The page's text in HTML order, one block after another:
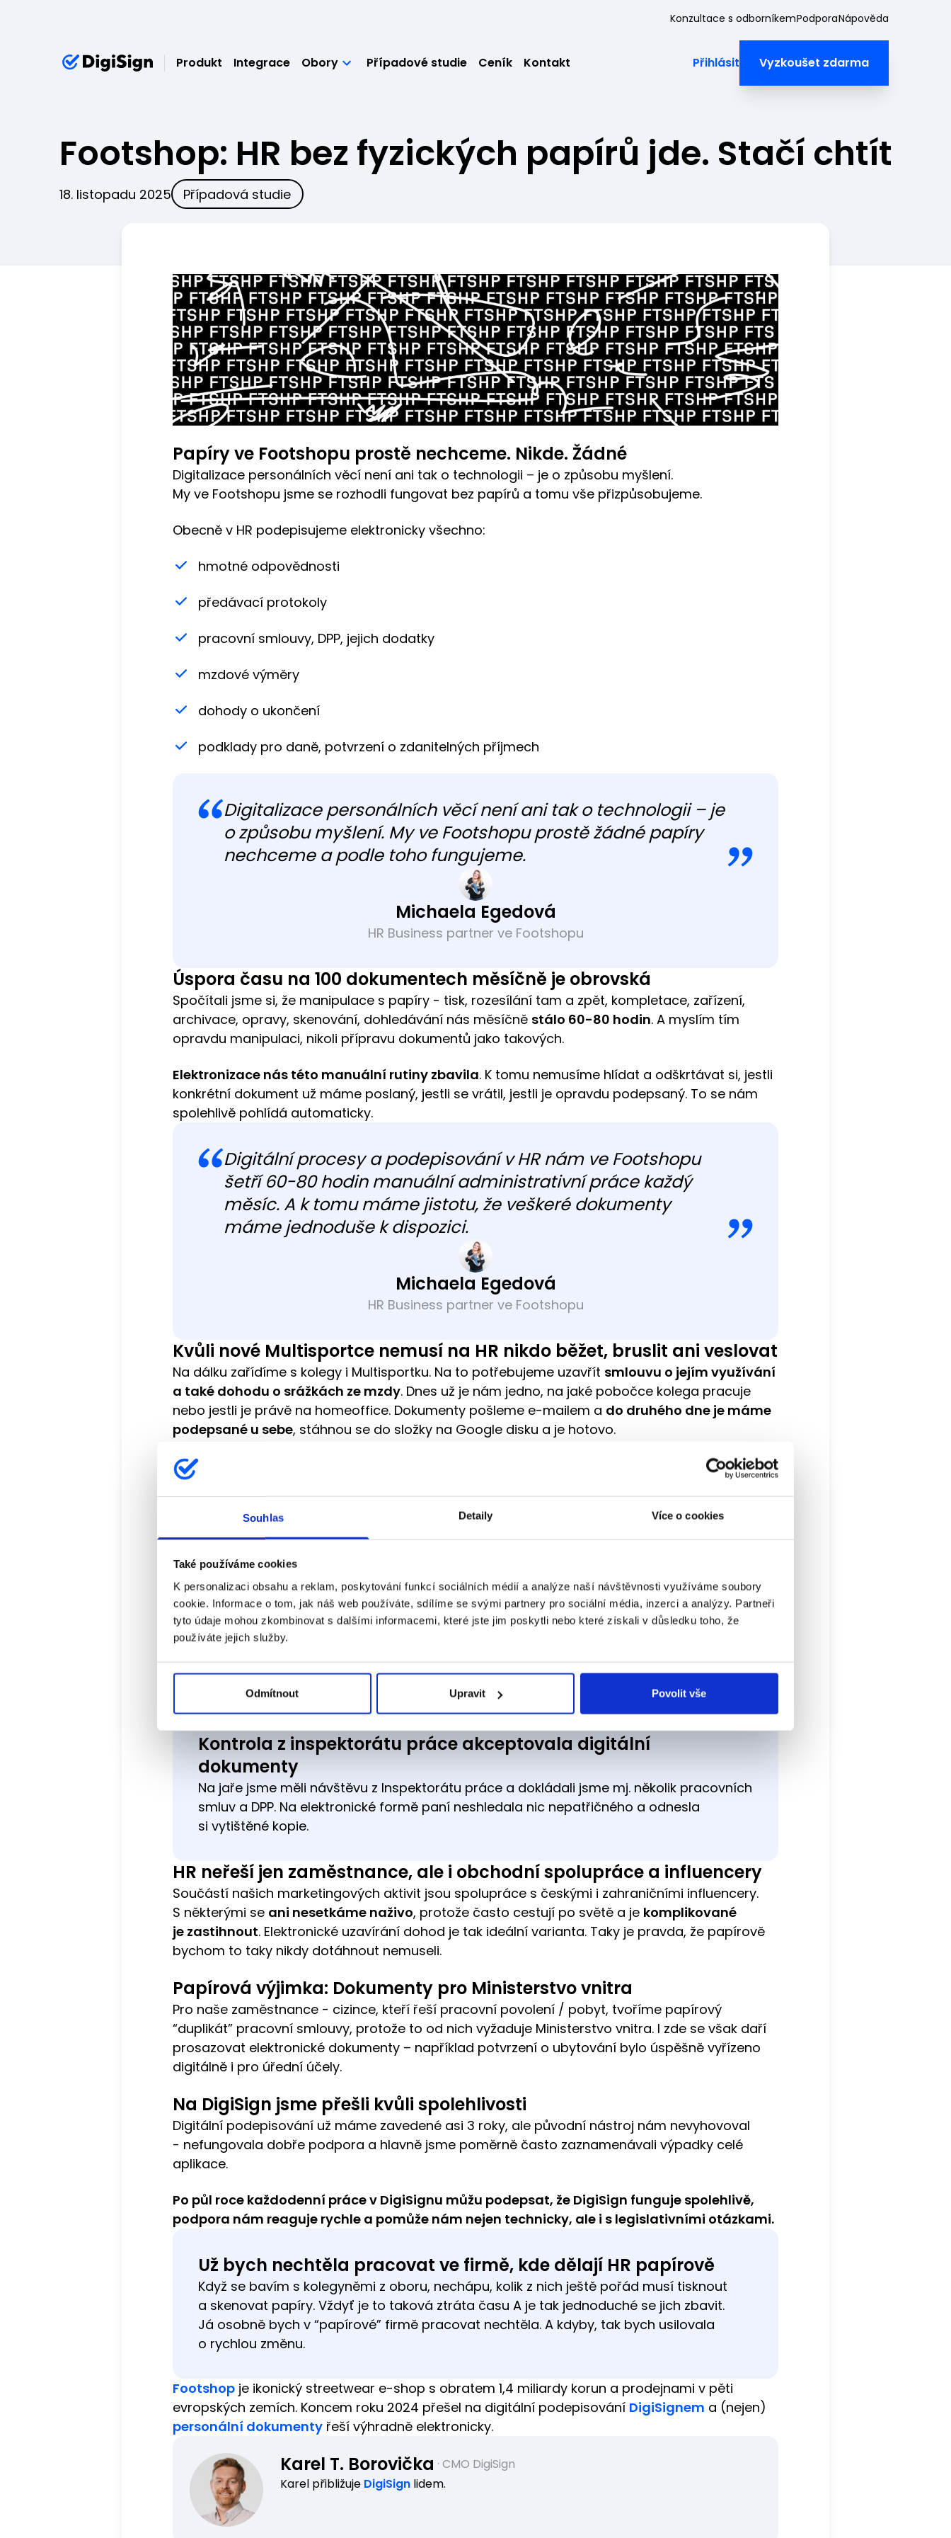
Souhlas Detaily Více o cookies
Také používáme cookies
K personalizaci obsahu a reklam, poskytování funkcí sociálních médií a analýze naší návštěvnosti využíváme soubory
cookie. Informace o tom, jak náš web používáte, sdílíme se svými partnery pro sociální média, inzerci a analýzy. Partneři
tyto údaje mohou zkombinovat s dalšími informacemi, které jste jim poskytli nebo které získali v důsledku toho, že
používáte jejich služby.
Odmítnout Upravit Povolit vše
Konzultace s odborníkemPodporaNápověda
Produkt Integrace Obory Případové studie Ceník Kontakt Přihlásit Vyzkoušet zdarma
Footshop: HR bez fyzických papírů jde. Stačí chtít
18. listopadu 2025 Případová studie
Papíry ve Footshopu prostě nechceme. Nikde. Žádné
Digitalizace personálních věcí není ani tak o technologii – je o způsobu myšlení.
My ve Footshopu jsme se rozhodli fungovat bez papírů a tomu vše přizpůsobujeme.
Obecně v HR podepisujeme elektronicky všechno:
hmotné odpovědnosti
předávací protokoly
pracovní smlouvy, DPP, jejich dodatky
mzdové výměry
dohody o ukončení
podklady pro daně, potvrzení o zdanitelných příjmech
Digitalizace personálních věcí není ani tak o technologii – je
o způsobu myšlení. My ve Footshopu prostě žádné papíry
nechceme a podle toho fungujeme.
Michaela Egedová
HR Business partner ve Footshopu
Úspora času na 100 dokumentech měsíčně je obrovská
Spočítali jsme si, že manipulace s papíry - tisk, rozesílání tam a zpět, kompletace, zařízení,
archivace, opravy, skenování, dohledávání nás měsíčně stálo 60-80 hodin. A myslím tím
opravdu manipulaci, nikoli přípravu dokumentů jako takových.
Elektronizace nás této manuální rutiny zbavila. K tomu nemusíme hlídat a odškrtávat si, jestli
konkrétní dokument už máme poslaný, jestli se vrátil, jestli je opravdu podepsaný. To se nám
spolehlivě pohlídá automaticky.
Digitální procesy a podepisování v HR nám ve Footshopu
šetří 60-80 hodin manuální administrativní práce každý
měsíc. A k tomu máme jistotu, že veškeré dokumenty
máme jednoduše k dispozici.
Michaela Egedová
HR Business partner ve Footshopu
Kvůli nové Multisportce nemusí na HR nikdo běžet, bruslit ani veslovat
Na dálku zařídíme s kolegy i Multisportku. Na to potřebujeme uzavřít smlouvu o jejím využívání
a také dohodu o srážkách ze mzdy. Dnes už je nám jedno, na jaké pobočce kolega pracuje
nebo jestli je právě na homeoffice. Dokumenty pošleme e-mailem a do druhého dne je máme
podepsané u sebe, stáhnou se do složky na Google disku a je hotovo.
Schvalovací procesy jsme si zjednodušili a zefektivnili
domlouvání podmínek spolupráce na naši HR manažerku. Ta za nás podepisuje naprostou
většinu smluv se zaměstnanci, kontraktory nebo třeba influencery.
Všechno díky tomu
obchodních spoluprací. A když nastane speciální případ, CEO podepíše dokumenty někde
na cestách.
Zapojuje se i naše účetní
Někdy je toho prostě moc. Sezóna brigádníků, každoroční dodatky ke smlouvám, navyšování
mezd. K tomu různá potvrzení o zaměstnání, daňová přiznání a podklady pro ně. S tím vším
včetně elektronické rozesílky a podepisování nám pomáhá naše úžasná účetní.
Kontrola z inspektorátu práce akceptovala digitální
dokumenty
Na jaře jsme měli návštěvu z Inspektorátu práce a dokládali jsme mj. několik pracovních
smluv a DPP. Na elektronické formě paní neshledala nic nepatřičného a odnesla
si vytištěné kopie.
HR neřeší jen zaměstnance, ale i obchodní spolupráce a influencery
Součástí našich marketingových aktivit jsou spolupráce s českými i zahraničními influencery.
S některými se ani nesetkáme naživo, protože často cestují po světě a je komplikované
je zastihnout. Elektronické uzavírání dohod je tak ideální varianta. Taky je pravda, že papírově
bychom to taky nikdy dotáhnout nemuseli.
Papírová výjimka: Dokumenty pro Ministerstvo vnitra
Pro naše zaměstnance - cizince, kteří řeší pracovní povolení / pobyt, tvoříme papírový
“duplikát” pracovní smlouvy, protože to od nich vyžaduje Ministerstvo vnitra. I zde se však daří
prosazovat elektronické dokumenty – například potvrzení o ubytování bylo úspěšně vyřízeno
digitálně i pro úřední účely.
Na DigiSign jsme přešli kvůli spolehlivosti
Digitální podepisování už máme zavedené asi 3 roky, ale původní nástroj nám nevyhovoval
- nefungovala dobře podpora a hlavně jsme poměrně často zaznamenávali výpadky celé
aplikace.
Po půl roce každodenní práce v DigiSignu můžu podepsat, že DigiSign funguje spolehlivě,
podpora nám reaguje rychle a pomůže nám nejen technicky, ale i s legislativními otázkami.
Už bych nechtěla pracovat ve firmě, kde dělají HR papírově
Když se bavím s kolegyněmi z oboru, nechápu, kolik z nich ještě pořád musí tisknout
a skenovat papíry. Vždyť je to taková ztráta času A je tak jednoduché se jich zbavit.
Já osobně bych v “papírové” firmě pracovat nechtěla. A kdyby, tak bych usilovala
o rychlou změnu.
Footshop je ikonický streetwear e-shop s obratem 1,4 miliardy korun a prodejnami v pěti
evropských zemích. Koncem roku 2024 přešel na digitální podepisování DigiSignem a (nejen)
personální dokumenty řeší výhradně elektronicky.
Karel T. Borovička · CMO DigiSign
Karel přibližuje DigiSign lidem.